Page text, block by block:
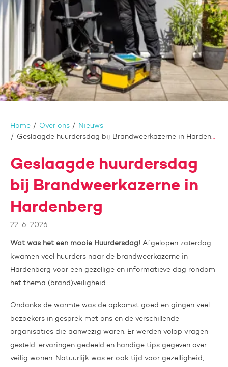
Home Over ons
Nieuws
Geslaagde huurdersdag bij Brandweerkazerne in Hardenberg
Geslaagde huurdersdag
bij Brandweerkazerne in
Hardenberg
22-6-2026
Wat was het een mooie Huurdersdag! Afgelopen zaterdag
kwamen veel huurders naar de brandweerkazerne in
Hardenberg voor een gezellige en informatieve dag rondom
het thema (brand)veiligheid.
Ondanks de warmte was de opkomst goed en gingen veel
bezoekers in gesprek met ons en de verschillende
organisaties die aanwezig waren. Er werden volop vragen
gesteld, ervaringen gedeeld en handige tips gegeven over
veilig wonen. Natuurlijk was er ook tijd voor gezelligheid,